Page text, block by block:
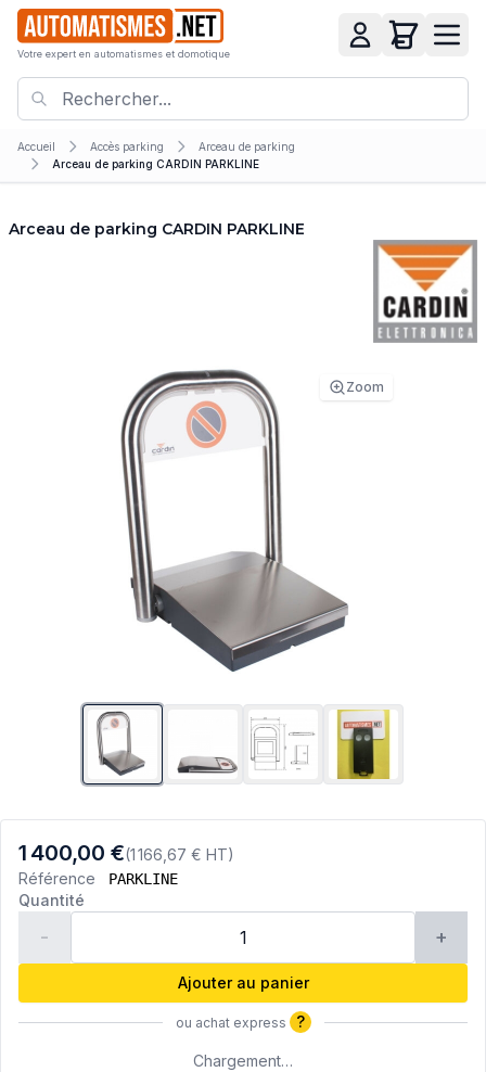
Votre expert en automatismes et domotique
Accueil Accès parking
Arceau de parking
Arceau de parking CARDIN PARKLINE
Arceau de parking CARDIN PARKLINE
Zoom
1 400,00 €(1 166,67 € HT)
Référence
PARKLINE
Quantité
- +
Ajouter au panier
ou achat express ?
Chargement…